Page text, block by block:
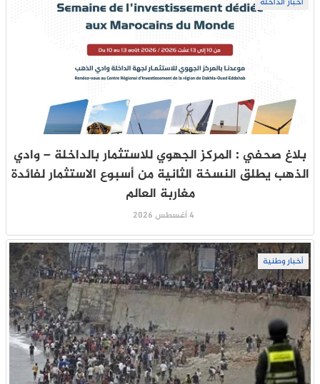
بلاغ صحفي : المركز الجهوي للاستثمار بالداخلة – وادي
الذهب يطلق النسخة الثانية من أسبوع الاستثمار لفائدة
مغاربة العالم
4 أغسطس 2026
أخبار وطنية